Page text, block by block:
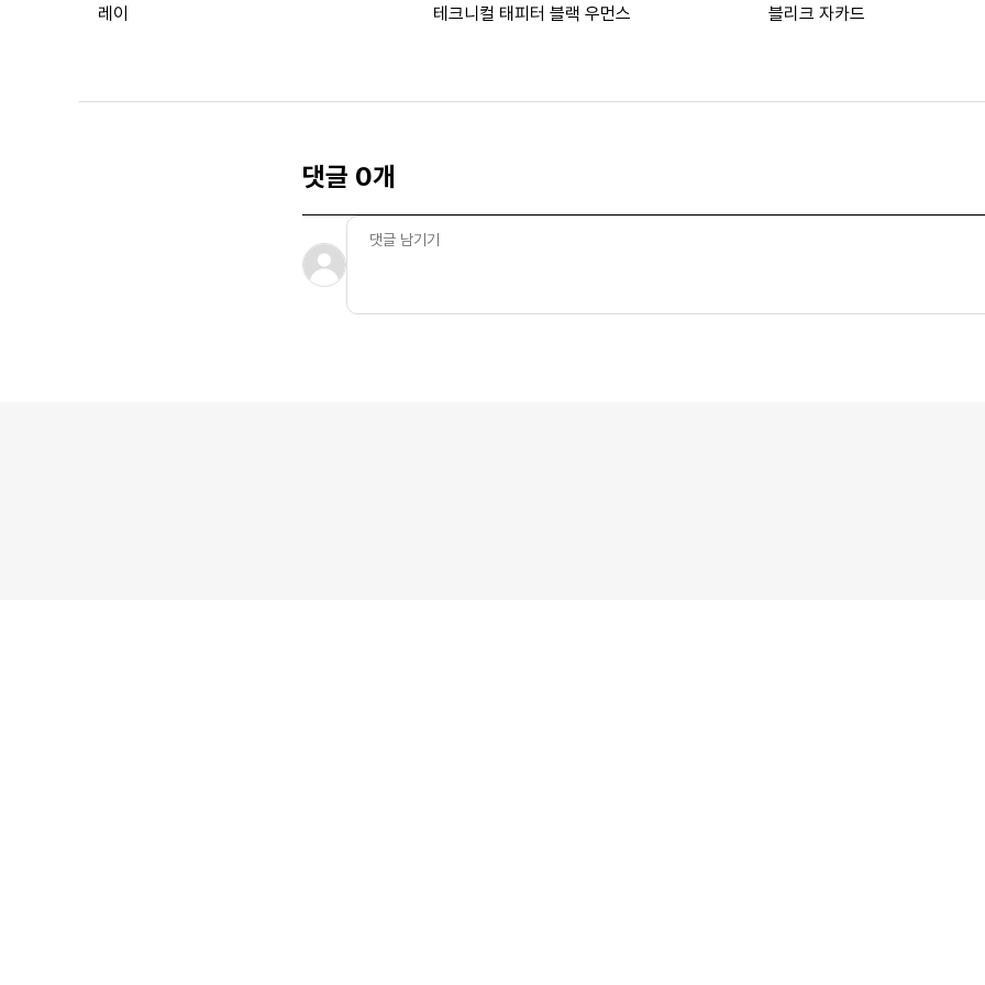
레이
테크니컬 태피터 블랙 우먼스
블리크 자카드
댓글 0개